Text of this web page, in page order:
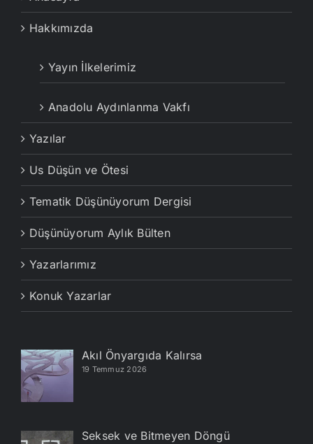
Hakkımızda
Yayın İlkelerimiz
Anadolu Aydınlanma Vakfı
Yazılar
Us Düşün ve Ötesi
Tematik Düşünüyorum Dergisi
Düşünüyorum Aylık Bülten
Yazarlarımız
Konuk Yazarlar
Akıl Önyargıda Kalırsa
19 Temmuz 2026
Seksek ve Bitmeyen Döngü